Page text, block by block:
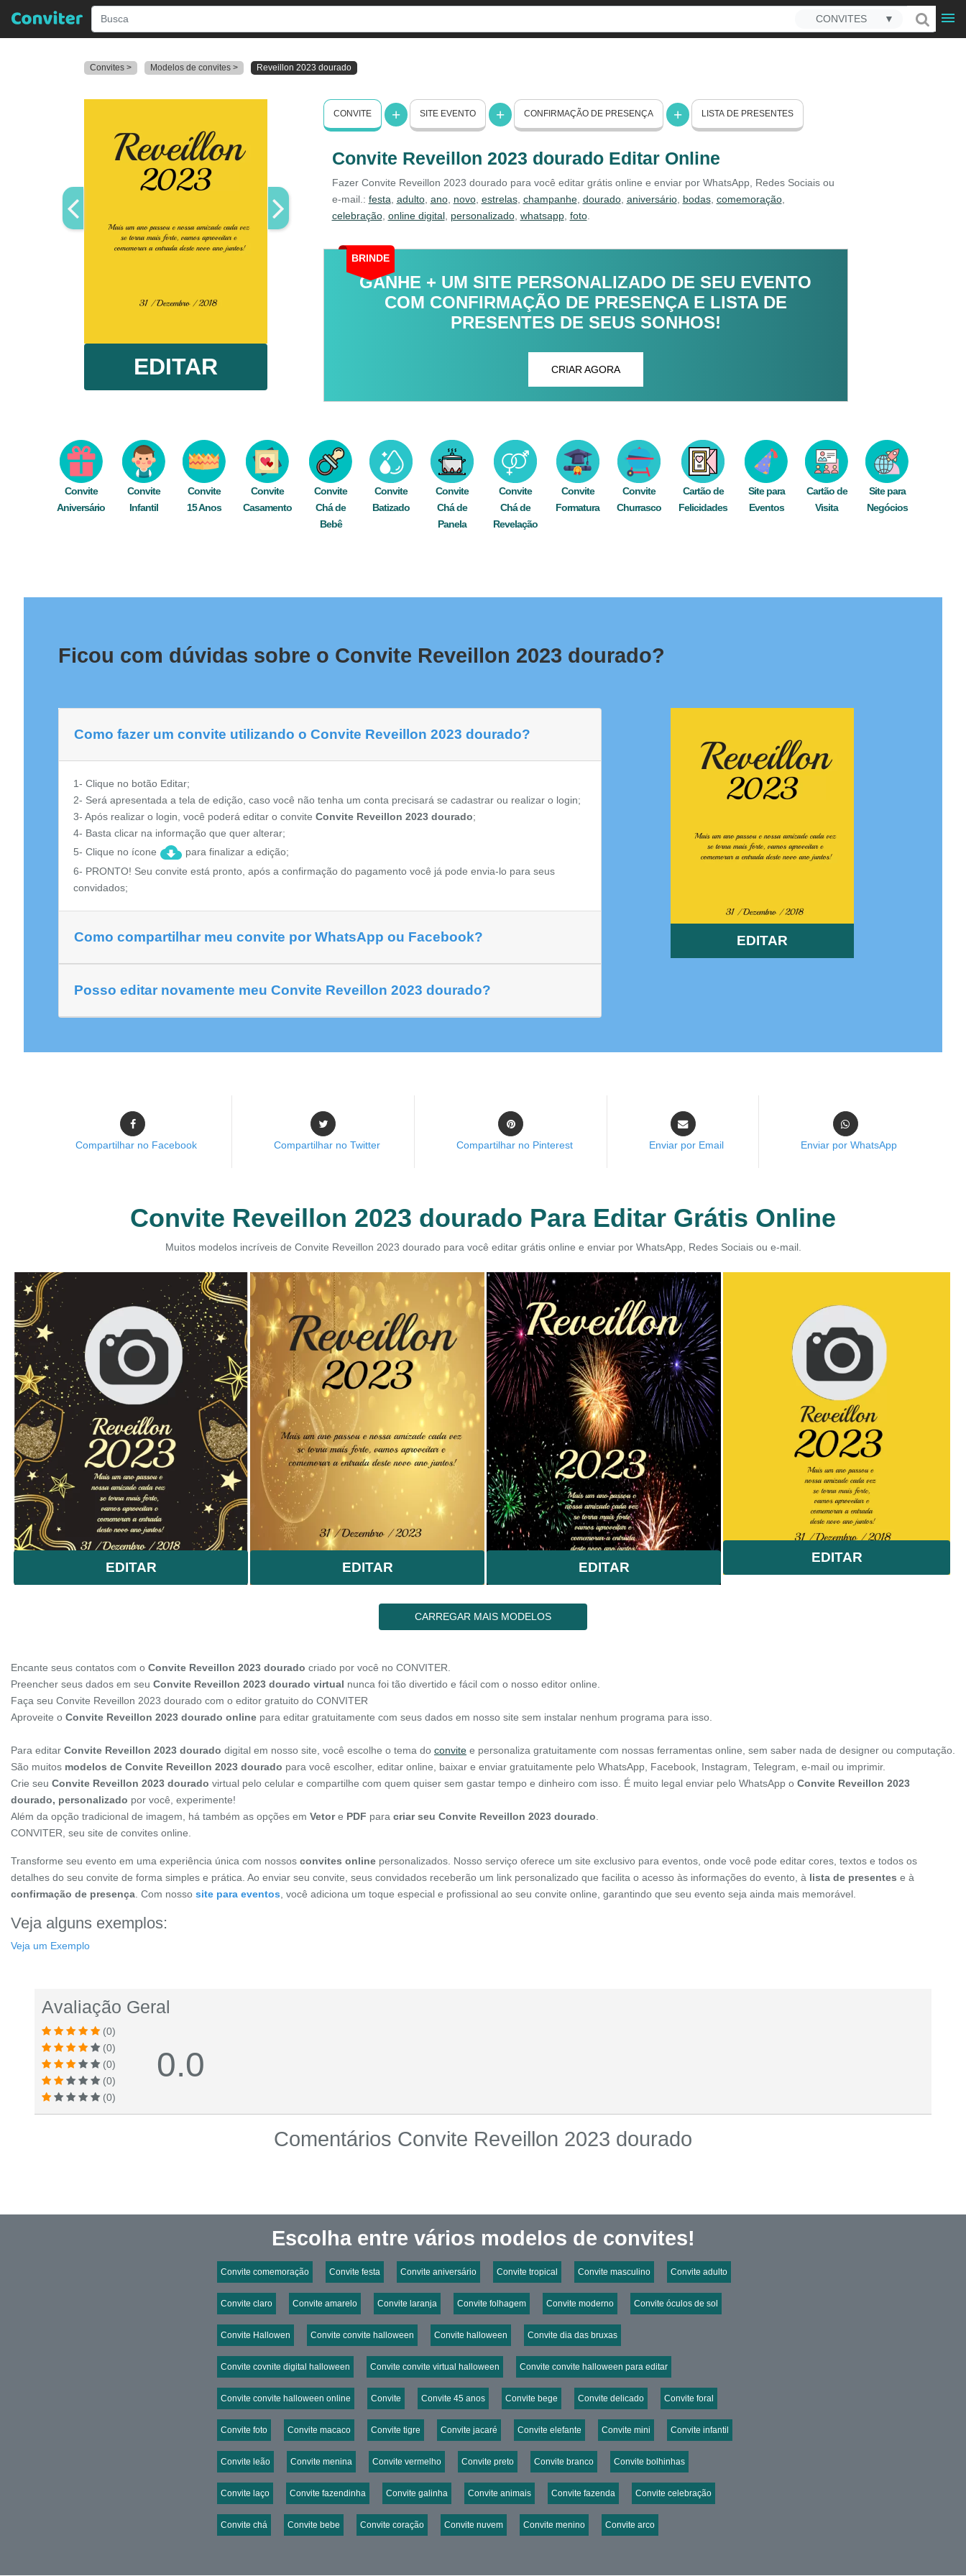
CONVITES ▼
Convites > Modelos de convites > Reveillon 2023 dourado
EDITAR
CONVITE SITE EVENTO CONFIRMAÇÃO DE PRESENÇA LISTA DE PRESENTES
Convite Reveillon 2023 dourado Editar Online
Fazer Convite Reveillon 2023 dourado para você editar grátis online e enviar por WhatsApp, Redes Sociais ou
e-mail.: festa adulto, ano, novo, estrelas, champanhe, dourado, aniversário, bodas, comemoração,
celebração, online digital, personalizado, whatsapp, foto.
BRINDE
GANHE + UM SITE PERSONALIZADO DE SEU EVENTO
COM CONFIRMAÇÃO DE PRESENÇA E LISTA DE
PRESENTES DE SEUS SONHOS!
CRIAR AGORA
Convite
Aniversário
Convite
Infantil
Convite
15 Anos
Convite
Casamento
Convite
Chá de
Bebê
Convite
Batizado
Convite
Chá de
Panela
Convite
Chá de
Revelação
Convite
Formatura
Convite
Churrasco
Cartão de
Felicidades
Site para
Eventos
Cartão de
Visita
Site para
Negócios
Ficou com dúvidas sobre o Convite Reveillon 2023 dourado?
Como fazer um convite utilizando o Convite Reveillon 2023 dourado?
1- Clique no botão Editar;
2- Será apresentada a tela de edição, caso você não tenha um conta precisará se cadastrar ou realizar o login;
3- Após realizar o login, você poderá editar o convite Convite Reveillon 2023 dourado;
4- Basta clicar na informação que quer alterar;
5- Clique no ícone
para finalizar a edição;
6- PRONTO! Seu convite está pronto, após a confirmação do pagamento você já pode envia-lo para seus
convidados;
Como compartilhar meu convite por WhatsApp ou Facebook?
Posso editar novamente meu Convite Reveillon 2023 dourado?
EDITAR
Compartilhar no Facebook Compartilhar no Twitter Compartilhar no Pinterest Enviar por Email Enviar por WhatsApp
Convite Reveillon 2023 dourado Para Editar Grátis Online
Muitos modelos incríveis de Convite Reveillon 2023 dourado para você editar grátis online e enviar por WhatsApp, Redes Sociais ou e-mail.
EDITAR EDITAR EDITAR
EDITAR
CARREGAR MAIS MODELOS
Encante seus contatos com o Convite Reveillon 2023 dourado criado por você no CONVITER.
Preencher seus dados em seu Convite Reveillon 2023 dourado virtual nunca foi tão divertido e fácil com o nosso editor online.
Faça seu Convite Reveillon 2023 dourado com o editor gratuito do CONVITER
Aproveite o Convite Reveillon 2023 dourado online para editar gratuitamente com seus dados em nosso site sem instalar nenhum programa para isso.
Para editar Convite Reveillon 2023 dourado digital em nosso site, você escolhe o tema do convite e personaliza gratuitamente com nossas ferramentas online, sem saber nada de designer ou computação.
São muitos modelos de Convite Reveillon 2023 dourado para você escolher, editar online, baixar e enviar gratuitamente pelo WhatsApp, Facebook, Instagram, Telegram, e-mail ou imprimir.
Crie seu Convite Reveillon 2023 dourado virtual pelo celular e compartilhe com quem quiser sem gastar tempo e dinheiro com isso. É muito legal enviar pelo WhatsApp o Convite Reveillon 2023
dourado, personalizado por você, experimente!
Além da opção tradicional de imagem, há também as opções em Vetore PDF para criar seu Convite Reveillon 2023 dourado
CONVITER, seu site de convites online.
Transforme seu evento em uma experiência única com nossos convites online personalizados. Nosso serviço oferece um site exclusivo para eventos, onde você pode editar cores, textos e todos os
detalhes do seu convite de forma simples e prática. Ao enviar seu convite, seus convidados receberão um link personalizado que facilita o acesso às informações do evento, à lista de presentes e à
confirmação de presença . Com nosso site para eventos , você adiciona um toque especial e profissional ao seu convite online, garantindo que seu evento seja ainda mais memorável.
Veja alguns exemplos:
Veja um Exemplo
Avaliação Geral
(0)
(0)
(0)
(0)
(0)
0.0
Comentários Convite Reveillon 2023 dourado
Escolha entre vários modelos de convites!
Convite comemoração Convite festa Convite aniversário Convite tropical Convite masculino Convite adulto
Convite claro Convite amarelo Convite laranja Convite folhagem Convite moderno Convite óculos de sol
Convite Hallowen Convite convite halloween Convite halloween Convite dia das bruxas
Convite covnite digital halloween Convite convite virtual halloween Convite convite halloween para editar
Convite convite halloween online Convite Convite 45 anos Convite bege Convite delicado Convite foral
Convite foto Convite macaco Convite tigre Convite jacaré Convite elefante Convite mini Convite infantil
Convite leão Convite menina Convite vermelho Convite preto Convite branco Convite bolhinhas
Convite laço Convite fazendinha Convite galinha Convite animais Convite fazenda Convite celebração
Convite chá Convite bebe Convite coração Convite nuvem Convite menino Convite arco